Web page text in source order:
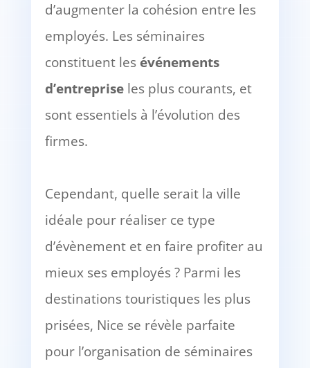
d’augmenter la cohésion entre les
employés. Les séminaires
constituent les événements
d’entrepriseles plus courants, et
sont essentiels à l’évolution des
firmes.
Cependant, quelle serait la ville
idéale pour réaliser ce type
d’évènement et en faire profiter au
mieux ses employés ? Parmi les
destinations touristiques les plus
prisées, Nice se révèle parfaite
pour l’organisation de séminaires